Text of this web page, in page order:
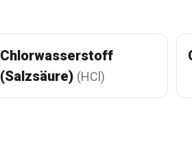
Chlorwasserstoff
(Salzsäure) (HCl)